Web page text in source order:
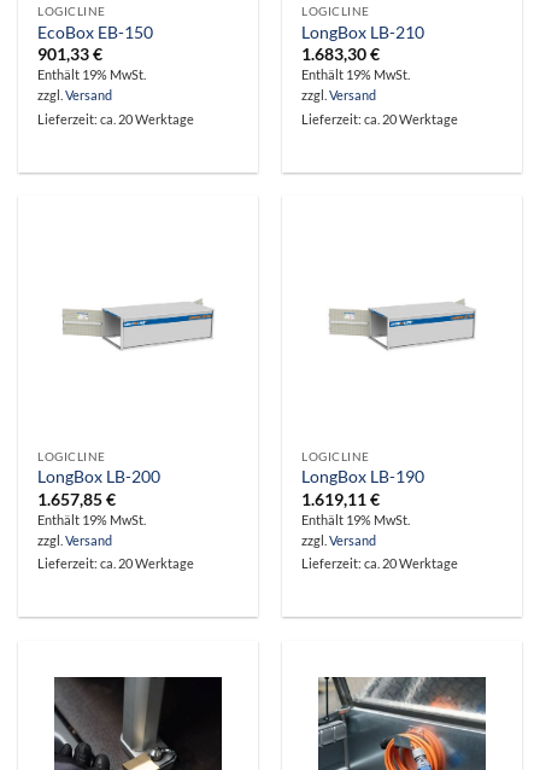
LOGICLINE
EcoBox EB-150
901,33€
Enthält 19% MwSt.
zzgl.Versand
Lieferzeit: ca. 20 Werktage
LOGICLINE
LongBox LB-210
1.683,30€
Enthält 19% MwSt.
zzgl.Versand
Lieferzeit: ca. 20 Werktage
LOGICLINE
LongBox LB-200
1.657,85€
Enthält 19% MwSt.
zzgl.Versand
Lieferzeit: ca. 20 Werktage
LOGICLINE
LongBox LB-190
1.619,11€
Enthält 19% MwSt.
zzgl.Versand
Lieferzeit: ca. 20 Werktage